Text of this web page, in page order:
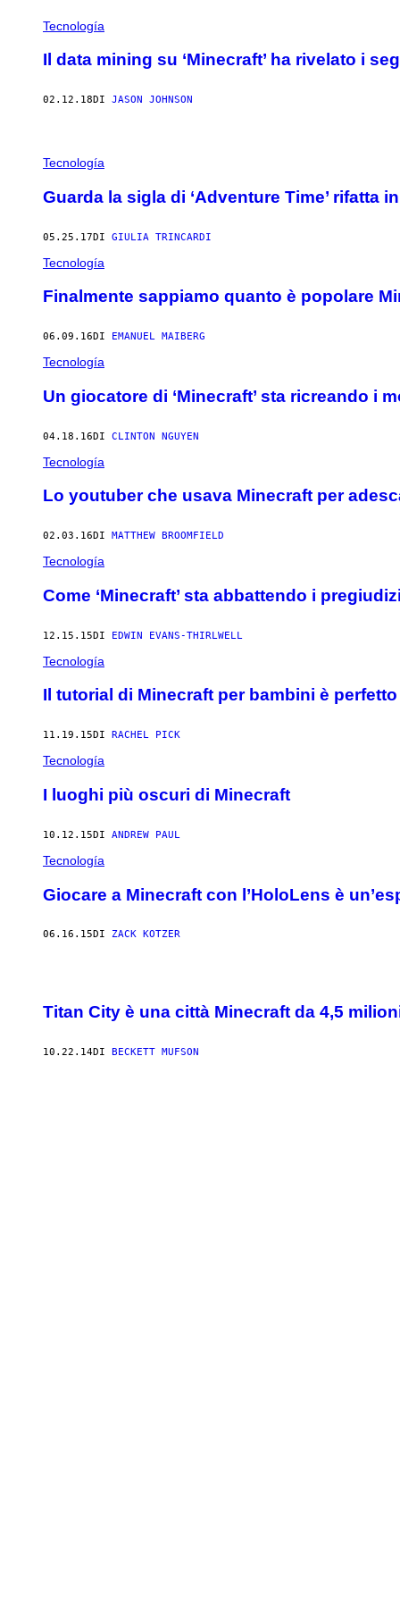
Tecnología
Il data mining su ‘Minecraft’ ha rivelato i
02.12.18DI JASON JOHNSON
Tecnología
Guarda la sigla di ‘Adventure Time’ rifatta
05.25.17DI GIULIA TRINCARDI
Tecnología
Finalmente sappiamo quanto è popolare
06.09.16DI EMANUEL MAIBERG
Tecnología
Un giocatore di ‘Minecraft’ sta ricreando i
04.18.16DI CLINTON NGUYEN
Tecnología
Lo youtuber che usava Minecraft per
02.03.16DI MATTHEW BROOMFIELD
Tecnología
Come ‘Minecraft’ sta abbattendo i
12.15.15DI EDWIN EVANS-THIRLWELL
Tecnología
Il tutorial di Minecraft per bambini è
11.19.15DI RACHEL PICK
Tecnología
I luoghi più oscuri di Minecraft
10.12.15DI ANDREW PAUL
Tecnología
Giocare a Minecraft con l’HoloLens è
06.16.15DI ZACK KOTZER
Titan City è una città Minecraft da 4,5
10.22.14DI BECKETT MUFSON